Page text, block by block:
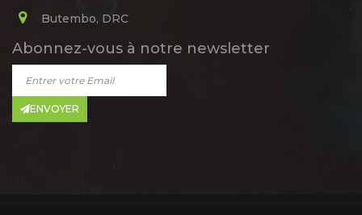
Butembo, DRC
Abonnez-vous à notre newsletter
ENVOYER